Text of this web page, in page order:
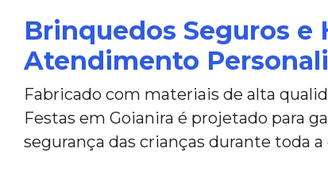
Brinquedos Seguros e
Atendimento
Fabricado com materiais de alta
Festas em Goianira é projetado para
segurança das crianças durante toda a